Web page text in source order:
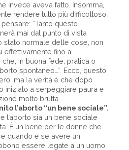
invece aveva fatto. Insomma,
rendere tutto più difficoltoso.
“Tanto questo
mai dal punto di vista
stato normale delle cose, non
effettivamente fino a
in buona fede, pratica o
spontaneo…”. Ecco, questo
ma la verità è che dopo
iniziato a serpeggiare paura e
molto brutta.
l’aborto “un bene sociale”.
l’aborto sia un bene sociale
È un bene per le donne che
quando e se avere un
essere legate a un uomo